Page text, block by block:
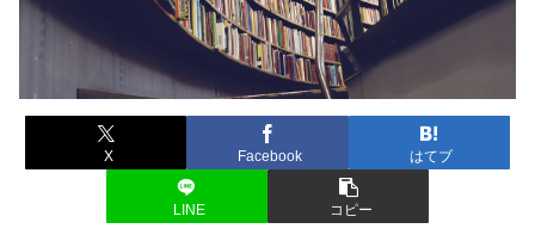
X Facebook はてブ
LINE コピー